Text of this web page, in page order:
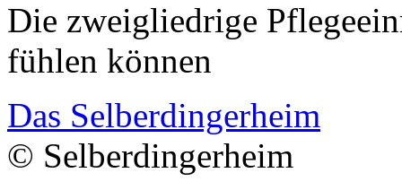
Die zweigliedrige
fühlen können
Das Selberdingerheim
© Selberdingerheim